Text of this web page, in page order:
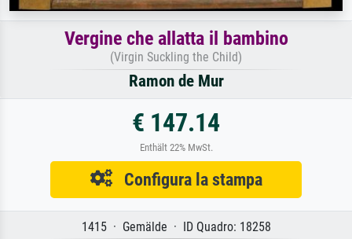
Vergine che allatta il bambino
(Virgin Suckling the Child)
Ramon de Mur
€ 147.14
Enthält 22% MwSt.
Configura la stampa
1415 · Gemälde · ID Quadro: 18258